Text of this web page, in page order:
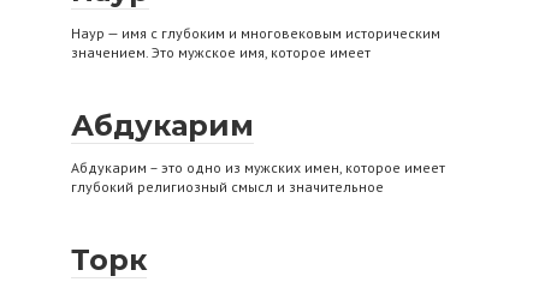
Наур — имя с глубоким и многовековым историческим
значением. Это мужское имя, которое имеет
Абдукарим
Абдукарим – это одно из мужских имен, которое имеет
глубокий религиозный смысл и значительное
Торк